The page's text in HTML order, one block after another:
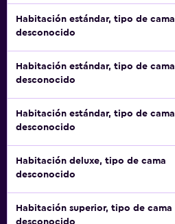
Habitación estándar, tipo de cama
desconocido
Habitación estándar, tipo de cama
desconocido
Habitación estándar, tipo de cama
desconocido
Habitación deluxe, tipo de cama
desconocido
Habitación superior, tipo de cama
desconocido